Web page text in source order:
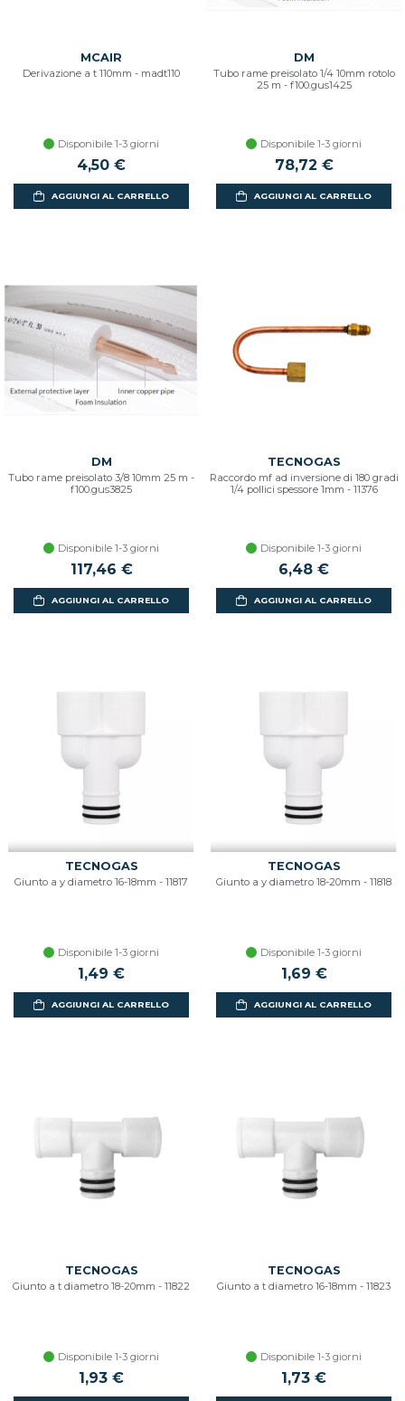
MCAIR
Derivazione a t 110mm - madt110
Disponibile 1-3 giorni
4,50 €
AGGIUNGI AL CARRELLO
DM
Tubo rame preisolato 1/4 10mm rotolo
25 m - f100.gus1425
Disponibile 1-3 giorni
78,72 €
AGGIUNGI AL CARRELLO
DM
Tubo rame preisolato 3/8 10mm 25 m -
f100.gus3825
Disponibile 1-3 giorni
117,46 €
AGGIUNGI AL CARRELLO
TECNOGAS
Raccordo mf ad inversione di 180 gradi
1/4 pollici spessore 1mm - 11376
Disponibile 1-3 giorni
6,48 €
AGGIUNGI AL CARRELLO
TECNOGAS
Giunto a y diametro 16-18mm - 11817
Disponibile 1-3 giorni
1,49 €
AGGIUNGI AL CARRELLO
TECNOGAS
Giunto a y diametro 18-20mm - 11818
Disponibile 1-3 giorni
1,69 €
AGGIUNGI AL CARRELLO
TECNOGAS
Giunto a t diametro 18-20mm - 11822
Disponibile 1-3 giorni
1,93 €
TECNOGAS
Giunto a t diametro 16-18mm - 11823
Disponibile 1-3 giorni
1,73 €